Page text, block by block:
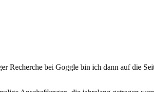
Recherche bei Goggle bin ich dann auf die